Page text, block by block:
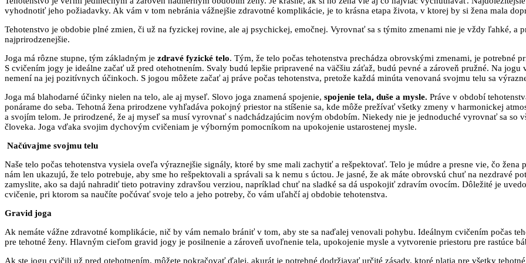
vyhodnotiť jeho požiadavky. Ak vám v tom nebránia vážnejšie zdravotné komplikácie, je to krásna etapa života, v ktorej by si žena mala
Tehotenstvo je obdobie plné zmien, či už na fyzickej rovine, ale aj psychickej, emočnej. Vyrovnať sa s týmito zmenami nie je vždy ľahké, a
najprirodzenejšie.
Joga má rôzne stupne, tým základným je zdravé fyzické telo. Tým, že telo počas tehotenstva prechádza obrovskými zmenami, je potrebné
S cvičením jogy je ideálne začať už pred otehotnením. Svaly budú lepšie pripravené na väčšiu záťaž, budú pevné a zároveň pružné. Na
nemení na jej pozitívnych účinkoch. S jogou môžete začať aj práve počas tehotenstva, pretože každá minúta venovaná svojmu telu sa
Joga má blahodarné účinky nielen na telo, ale aj myseľ. Slovo joga znamená spojenie, spojenie tela, duše a mysle. Práve v období
ponárame do seba. Tehotná žena prirodzene vyhľadáva pokojný priestor na stíšenie sa, kde môže prežívať všetky zmeny v harmonickej
a svojím telom. Je prirodzené, že aj myseľ sa musí vyrovnať s nadchádzajúcim novým obdobím. Niekedy nie je jednoduché vyrovnať sa
človeka. Joga vďaka svojim dychovým cvičeniam je výborným pomocníkom na upokojenie ustarostenej mysle.
Načúvajme svojmu telu
Naše telo počas tehotenstva vysiela oveľa výraznejšie signály, ktoré by sme mali zachytiť a rešpektovať. Telo je múdre a presne vie, čo
nám len ukazujú, že telo potrebuje, aby sme ho rešpektovali a správali sa k nemu s úctou. Je jasné, že ak máte obrovskú chuť na nezdravé
zamyslite, ako sa dajú nahradiť tieto potraviny zdravšou verziou, napríklad chuť na sladké sa dá uspokojiť zdravím ovocím. Dôležité je
cvičenie, pri ktorom sa naučíte počúvať svoje telo a jeho potreby, čo vám uľahčí aj obdobie tehotenstva.
Gravid joga
Ak nemáte vážne zdravotné komplikácie, nič by vám nemalo brániť v tom, aby ste sa naďalej venovali pohybu. Ideálnym cvičením počas
pre tehotné ženy. Hlavným cieľom gravid jogy je posilnenie a zároveň uvoľnenie tela, upokojenie mysle a vytvorenie priestoru pre rastúce
Ak ste jogu cvičili už pred otehotnením, môžete pokračovať ďalej, akurát je potrebné dodržiavať určité zásady, ktoré platia pre všetky